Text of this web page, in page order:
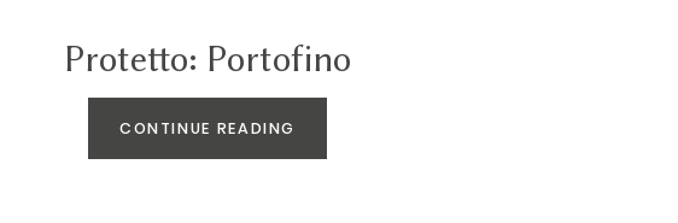
Protetto: Portofino
CONTINUE READING